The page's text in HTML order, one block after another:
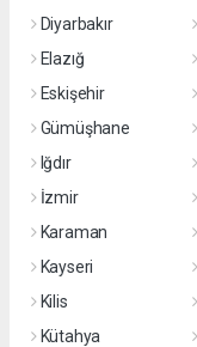
Diyarbakır
Elazığ
Eskişehir
Gümüşhane
Iğdır
İzmir
Karaman
Kayseri
Kilis
Kütahya